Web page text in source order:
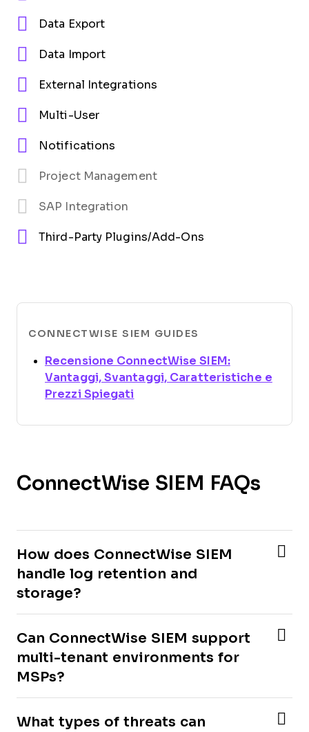
Data Export
Data Import
External Integrations
Multi-User
Notifications
Project Management
SAP Integration
Third-Party Plugins/Add-Ons
CONNECTWISE SIEM GUIDES
Recensione ConnectWise SIEM:
Vantaggi, Svantaggi, Caratteristiche e
Prezzi Spiegati
ConnectWise SIEM FAQs
How does ConnectWise SIEM
handle log retention and
storage?
Can ConnectWise SIEM support
multi-tenant environments for
MSPs?
What types of threats can